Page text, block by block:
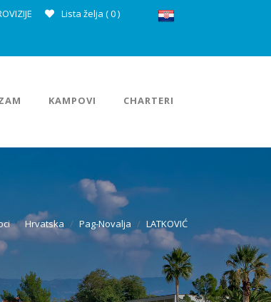
Lista želja (0)
KAMPOVI CHARTERI
Hrvatska Pag-Novalja LATKOVIĆ